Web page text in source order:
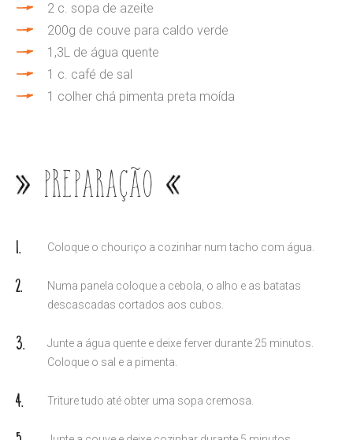
2 c. sopa de azeite
200g de couve para caldo verde
1,3L de água quente
1 c. café de sal
1 colher chá pimenta preta moída
Preparação
Coloque o chouriço a cozinhar num tacho com água.
Numa panela coloque a cebola, o alho e as batatas
descascadas cortados aos cubos.
Junte a água quente e deixe ferver durante 25 minutos.
Coloque o sal e a pimenta.
Triture tudo até obter uma sopa cremosa.